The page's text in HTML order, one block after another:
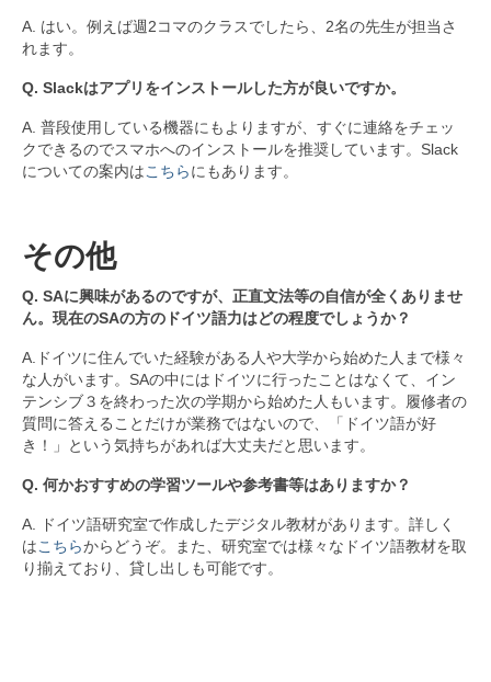
短期海外研修先一覧
奨学金
OB・OGの声
一般入学生の声
内部進学生の声
その他
リンク集
お問い合わせ
A. はい。例えば週2コマのクラスでしたら、2名の先生が担当さ
れます。
Q. Slackはアプリをインストールした方が良いですか。
A. 普段使用している機器にもよりますが、すぐに連絡をチェッ
クできるのでスマホへのインストールを推奨しています。Slack
についての案内はこちらにもあります。
その他
Q. SAに興味があるのですが、正直文法等の自信が全くありませ
ん。現在のSAの方のドイツ語力はどの程度でしょうか？
A.ドイツに住んでいた経験がある人や大学から始めた人まで様々
な人がいます。SAの中にはドイツに行ったことはなくて、イン
テンシブ３を終わった次の学期から始めた人もいます。履修者の
質問に答えることだけが業務ではないので、「ドイツ語が好
き！」という気持ちがあれば大丈夫だと思います。
Q. 何かおすすめの学習ツールや参考書等はありますか？
A. ドイツ語研究室で作成したデジタル教材があります。詳しく
はこちらからどうぞ。また、研究室では様々なドイツ語教材を取
り揃えており、貸し出しも可能です。